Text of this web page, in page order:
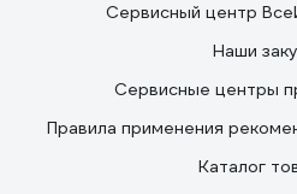
Сервисный центр
Наши
Сервисные центры
Правила применения
Каталог